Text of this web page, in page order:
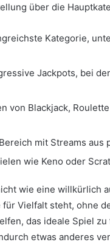
über die
Kategorie,
Jackpots, bei
von Blackjack,
mit Streams aus
wie Keno oder
wie eine willkürlich
Vielfalt steht, ohne
das ideale Spiel
etwas anderes